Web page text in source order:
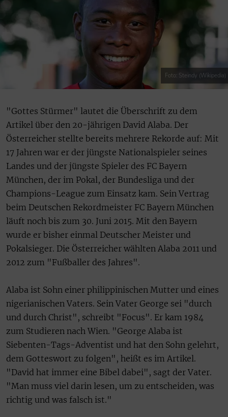
Foto: Steindy (Wikipedia)
"Gottes Stürmer" lautet die Überschrift zu dem
Artikel über den 20-jährigen David Alaba. Der
Österreicher stellte bereits mehrere Rekorde auf: Mit
17 Jahren war er der jüngste Nationalspieler seines
Landes und der jüngste Spieler des FC Bayern
München, der im Pokal, der Bundesliga und der
Champions-League zum Einsatz kam. Sein Vertrag
beim Deutschen Rekordmeister FC Bayern München
läuft noch bis zum 30. Juni 2015. Mit den Bayern
wurde er bisher einmal Deutscher Meister und
Pokalsieger. Die Österreicher wählten Alaba 2011 und
2012 zum "Fußballer des Jahres".
Alaba ist Sohn einer philippinischen Mutter und eines
nigerianischen Vaters. Sein Vater George sei "durch
und durch Christ", schreibt "Focus". Er kam 1984
zum Studieren nach Wien. "George Alaba ist
Siebenten-Tags-Adventist und hat den Sohn gelehrt,
dem Gotteswort zu folgen", heißt es im Artikel.
"David hat immer eine Bibel dabei", sagt der Vater.
"Man muss viel darin lesen, um zu entscheiden, was
richtig und was falsch ist."